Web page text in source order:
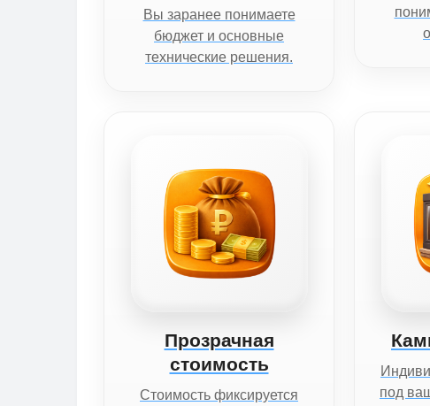
Вы заранее понимаете
бюджет и основные
технические решения.
Прозрачная
стоимость
Стоимость фиксируется
под